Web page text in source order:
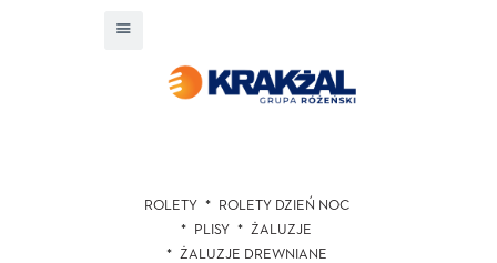
ROLETY
ROLETY DZIEŃ NOC
PLISY
ŻALUZJE
ŻALUZJE DREWNIANE